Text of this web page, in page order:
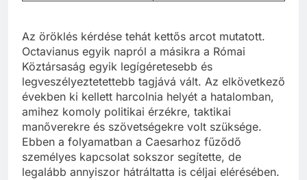
Az öröklés kérdése tehát kettős arcot mutatott.
Octavianus egyik napról a másikra a Római
Köztársaság egyik legígéretesebb és
legveszélyeztetettebb tagjává vált. Az elkövetkező
években ki kellett harcolnia helyét a hatalomban,
amihez komoly politikai érzékre, taktikai
manőverekre és szövetségekre volt szüksége.
Ebben a folyamatban a Caesarhoz fűződő
személyes kapcsolat sokszor segítette, de
legalább annyiszor hátráltatta is céljai elérésében.